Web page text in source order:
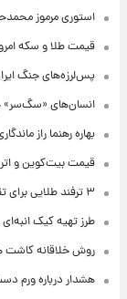
استوری مرموز
قیمت طلا و سکه امروز یکشنبه ۱۸ مرداد
پس‌لرزه‌های جنگ
انسان‌های «سگ‌سر»
بهاره رهنما راز
قیمت بیت‌کوین و اتریوم
۳ ترفند طلایی برای تقویت عضلات بدن
طرز تهیه کیک
روش خلاقانه کاشت
هشدار درباره ورم